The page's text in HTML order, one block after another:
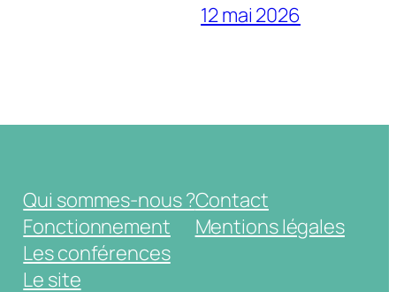
12 mai 2026
Qui sommes-nous ?
Fonctionnement
Les conférences
Le site
Contact
Mentions légales